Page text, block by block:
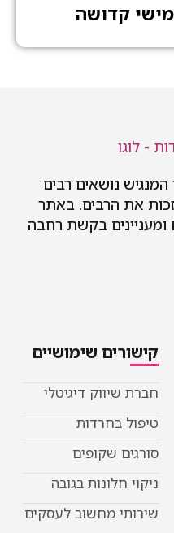
רבים
באתר
בקשת רחבה
דיגיטלי
בגובה
לעסקים